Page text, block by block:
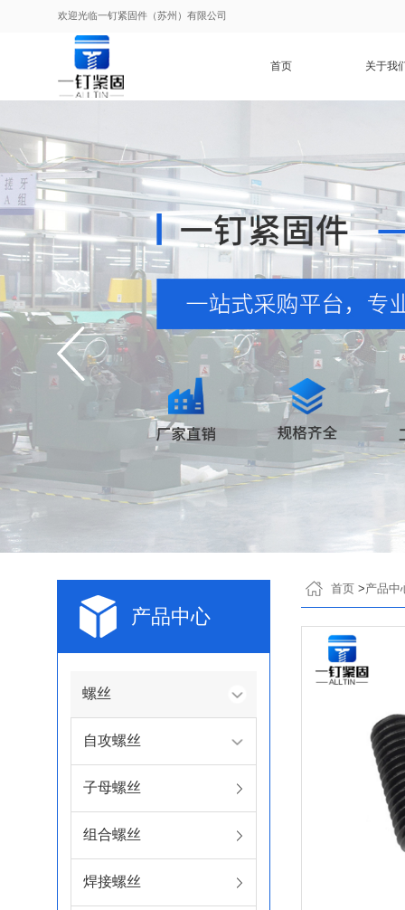
欢迎光临一钉紧固件（苏州）有限公司
首页 关于我
产品中心
螺丝
自攻螺丝
子母螺丝
组合螺丝
焊接螺丝
首页>产品中